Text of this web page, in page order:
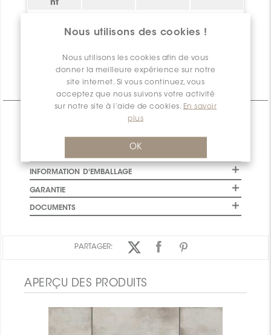
Nous utilisons des cookies !
Nous utilisons les cookies afin de vous
donner la meilleure expérience sur notre
site internet. Si vous continuez, vous
acceptez que nous suivons votre activité
sur notre site à l’aide de cookies. En savoir
plus
OK
nt
Informations Techniques
SPÉCIFICATIONS
INFORMATION D'EMBALLAGE
GARANTIE
DOCUMENTS
PARTAGER:
APERÇU DES PRODUITS